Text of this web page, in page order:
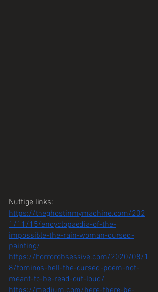
Nuttige links:
https://theghostinmymachine.com/202
1/11/15/encyclopaedia-of-the-
impossible-the-rain-woman-cursed-
painting/
https://horrorobsessive.com/2020/08/1
8/tominos-hell-the-cursed-poem-not-
meant-to-be-read-out-loud/
https://medium.com/here-there-be-